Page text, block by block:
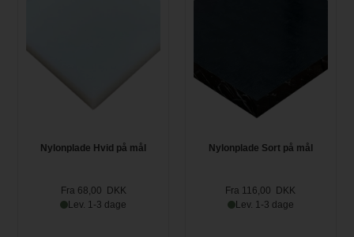
Nylonplade Hvid på mål
Fra 68,00 DKK
Lev. 1-3 dage
Nylonplade Sort på mål
Fra 116,00 DKK
Lev. 1-3 dage